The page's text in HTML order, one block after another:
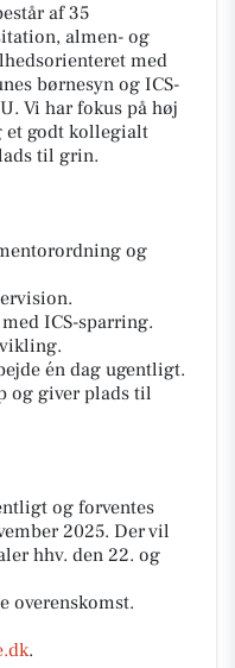
af 35
almen- og
med
børnesyn og ICS-
Vi har fokus på høj
godt kollegialt
til grin.
og
ICS-sparring.
én dag ugentligt.
og giver plads til
og forventes
2025. Der vil
hhv. den 22. og
overenskomst.
.